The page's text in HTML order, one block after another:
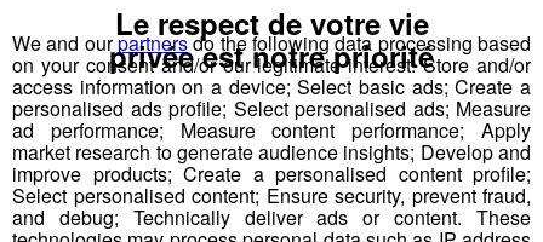
We and ourpartnersdo the following data processing based
on your consent and/or our legitimate interest: Store and/or
access information on a device; Select basic ads; Create a
personalised ads profile; Select personalised ads; Measure
ad performance; Measure content performance; Apply
market research to generate audience insights; Develop and
improve products; Create a personalised content profile;
Select personalised content; Ensure security, prevent fraud,
and debug; Technically deliver ads or content. These
Le respect de votre vie
privée est notre priorité